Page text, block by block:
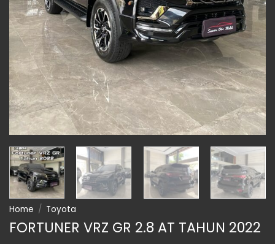
Home / Toyota
FORTUNER VRZ GR 2.8 AT TAHUN 2022